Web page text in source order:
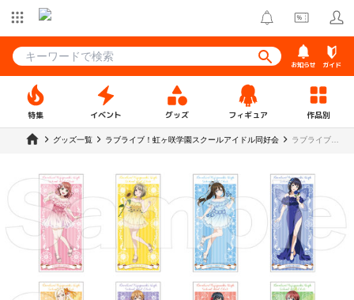
お知らせ ガイド
特集 イベント グッズ フィギュア 作品別
グッズ一覧 ラブライブ！虹ヶ咲学園スクールアイドル同好会
ラブライブ！
ル同好会 トレ
ーディングス
タンド付きは
がき【フェア
リーver.】全
12種